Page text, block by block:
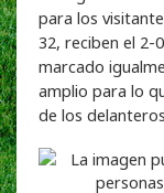
para los
32, reciben el 2-
marcado
amplio para lo
de los